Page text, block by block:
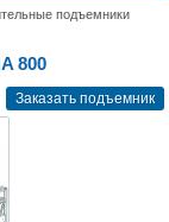
подъемники
800
Заказать подъемник